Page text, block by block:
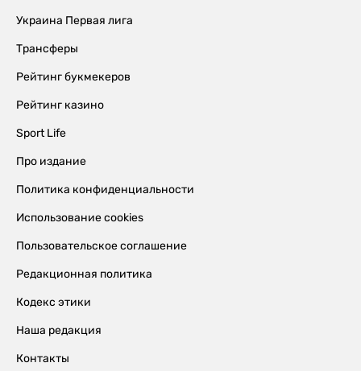
Украина Первая лига
Трансферы
Рейтинг букмекеров
Рейтинг казино
Sport Life
Про издание
Политика конфиденциальности
Использование cookies
Пользовательское соглашение
Редакционная политика
Кодекс этики
Наша редакция
Контакты